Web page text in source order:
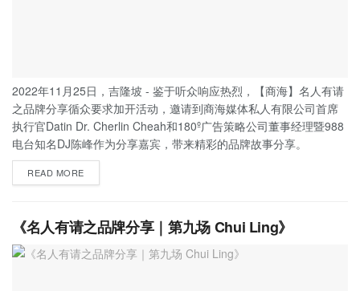
2022年11月25日，吉隆坡 - 鉴于听众响应热烈，【商海】名人有请
之品牌分享循众要求加开活动，邀请到商海媒体私人有限公司首席
执行官Datin Dr. Cherlin Cheah和180º广告策略公司董事经理暨988
电台知名DJ陈峰作为分享嘉宾，带来精彩的品牌故事分享。
READ MORE
《名人有请之品牌分享｜第九场 Chui Ling》